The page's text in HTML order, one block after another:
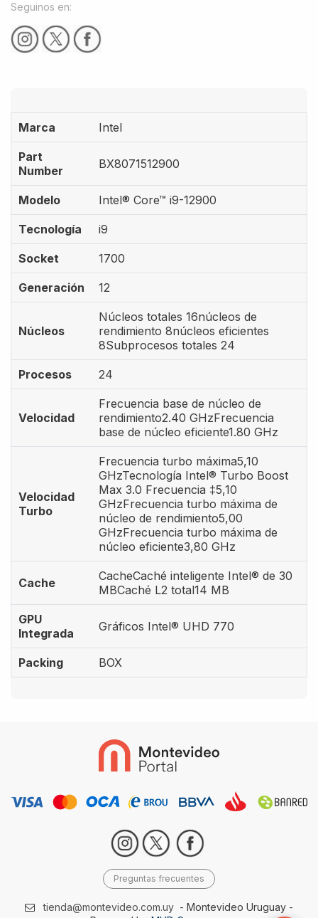
Seguinos en:
Marca Intel
Part
Number
BX8071512900
Modelo Intel® Core™ i9-12900
Tecnología i9
Socket 1700
Generación 12
Núcleos
Núcleos totales 16núcleos de
rendimiento 8núcleos eficientes
8Subprocesos totales 24
Procesos 24
Velocidad
Frecuencia base de núcleo de
rendimiento2.40 GHzFrecuencia
base de núcleo eficiente1.80 GHz
Velocidad
Turbo
Frecuencia turbo máxima5,10
GHzTecnología Intel® Turbo Boost
Max 3.0 Frecuencia ‡5,10
GHzFrecuencia turbo máxima de
núcleo de rendimiento5,00
GHzFrecuencia turbo máxima de
núcleo eficiente3,80 GHz
Cache
CacheCaché inteligente Intel® de 30
MBCaché L2 total14 MB
GPU
Integrada
Gráficos Intel® UHD 770
Packing BOX
Preguntas frecuentes
tienda@montevideo.com.uy - Montevideo Uruguay -